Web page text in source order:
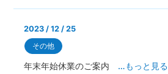
2023 / 12 / 25
その他
年末年始休業のご案内 …もっと見る